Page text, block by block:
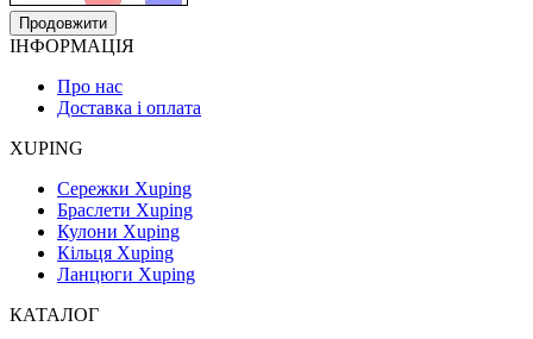
Продовжити
ІНФОРМАЦІЯ
Про нас
Доставка і оплата
XUPING
Сережки Xuping
Браслети Xuping
Кулони Xuping
Кільця Xuping
Ланцюги Xuping
КАТАЛОГ